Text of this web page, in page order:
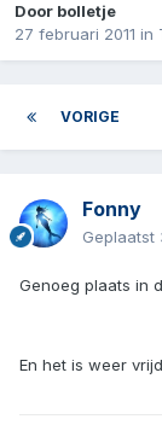
Door bolletje
27 februari 2011 in
VORIGE
Fonny
Geplaatst
Genoeg plaats in
En het is weer